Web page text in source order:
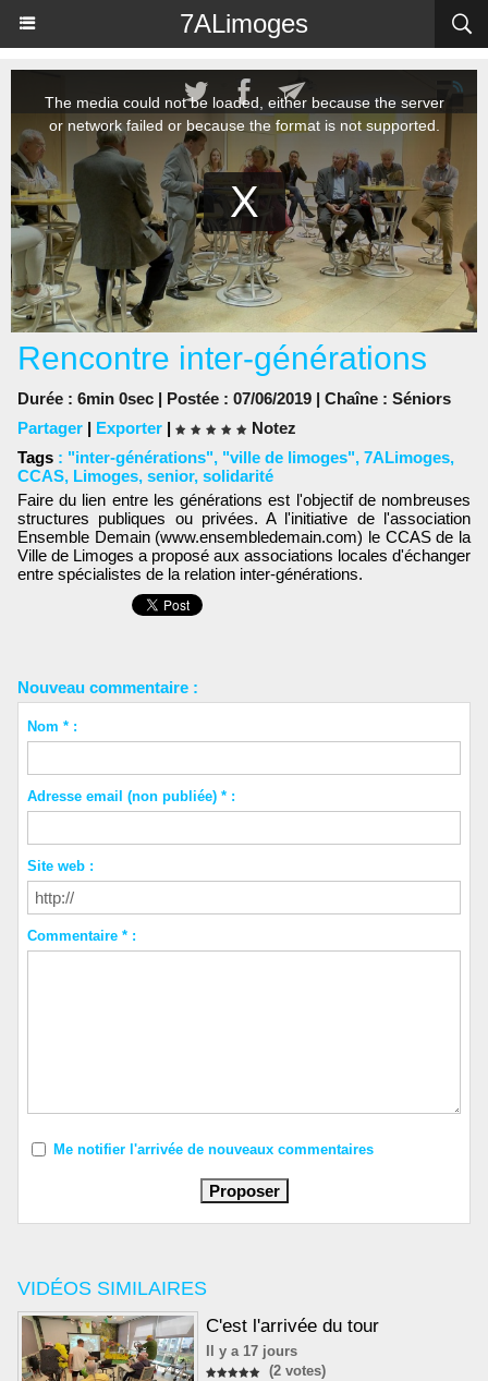
7ALimoges
VIDÉOS SIMILAIRES
C'est l'arrivée du tour
Il y a 17 jours
(2 votes)
Rencontre inter-générations
Durée : 6min 0sec | Postée : 07/06/2019 | Chaîne : Séniors
Partager | Exporter |
Notez
Tags : "inter-générations", "ville de limoges", 7ALimoges,
CCAS, Limoges, senior, solidarité
Faire du lien entre les générations est l'objectif de nombreuses
structures publiques ou privées. A l'initiative de l'association
Ensemble Demain (www.ensembledemain.com) le CCAS de la
Ville de Limoges a proposé aux associations locales d'échanger
entre spécialistes de la relation inter-générations.
Nouveau commentaire :
Nom * :
Adresse email (non publiée) * :
Site web :
Commentaire * :
Me notifier l'arrivée de nouveaux commentaires